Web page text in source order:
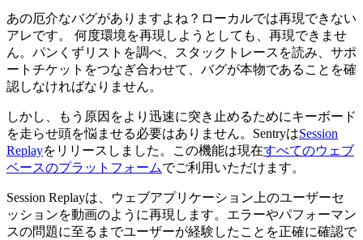
あの厄介なバグがありますよね？ローカルでは再現できない
アレです。 何度環境を再現しようとしても、再現できませ
ん。パンくずリストを調べ、スタックトレースを読み、サポ
ートチケットをつなぎ合わせて、バグが本物であることを確
認しなければなりません。
しかし、もう原因をより迅速に突き止めるためにキーボード
を走らせ頭を悩ませる必要はありません。SentryはSession
Replayをリリースしました。この機能は現在すべてのウェブ
ベースのプラットフォームでご利用いただけます。
Session Replayは、ウェブアプリケーション上のユーザーセ
ッションを動画のように再現します。エラーやパフォーマン
スの問題に至るまでユーザーが経験したことを正確に確認で